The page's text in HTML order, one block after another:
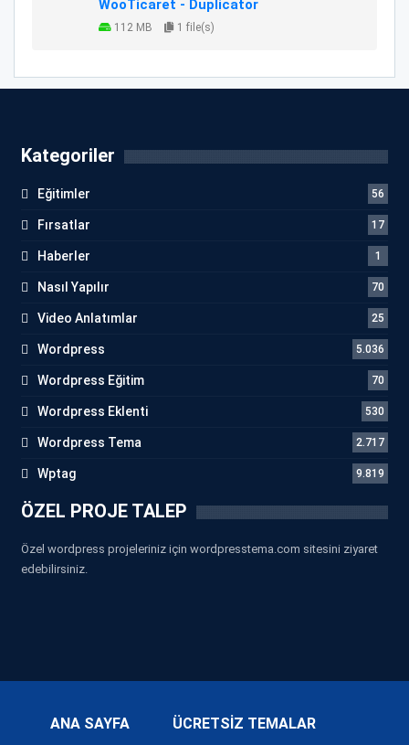
WooTicaret - Duplicator
112 MB 1 file(s)
Kategoriler
Eğitimler 56
Fırsatlar 17
Haberler 1
Nasıl Yapılır 70
Video Anlatımlar 25
Wordpress 5.036
Wordpress Eğitim 70
Wordpress Eklenti 530
Wordpress Tema 2.717
Wptag 9.819
ÖZEL PROJE TALEP
Özel wordpress projeleriniz için wordpresstema.com sitesini ziyaret
edebilirsiniz.
ANA SAYFA ÜCRETSİZ TEMALAR